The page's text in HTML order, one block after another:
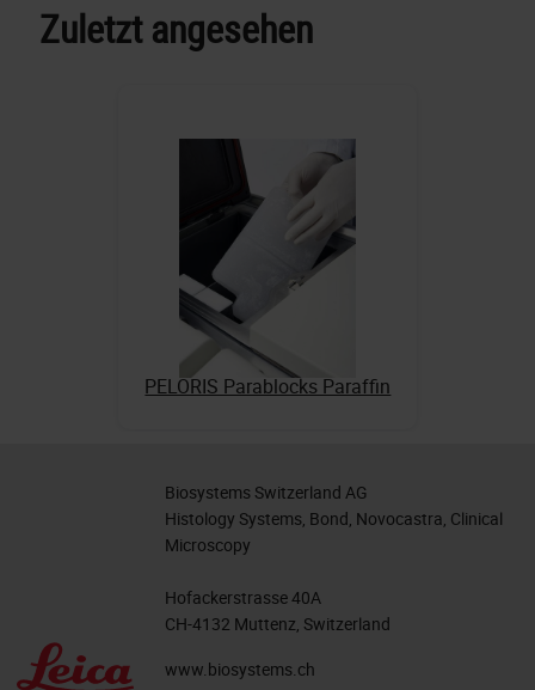
Zuletzt angesehen
PELORIS Parablocks Paraffin
Biosystems Switzerland AG
Histology Systems, Bond, Novocastra, Clinical
Microscopy
Hofackerstrasse 40A
CH-4132 Muttenz, Switzerland
www.biosystems.ch